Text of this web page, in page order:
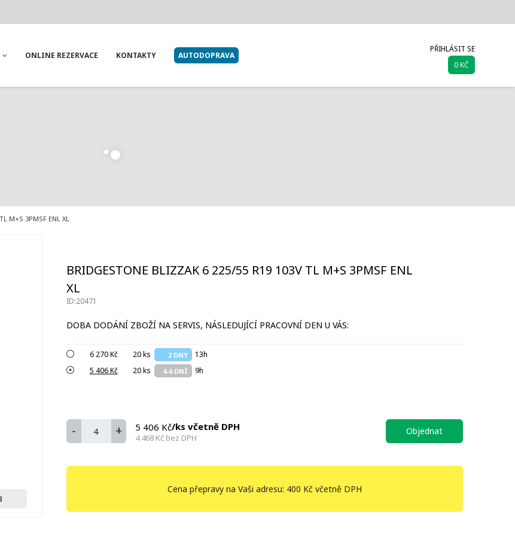
ONLINE REZERVACE KONTAKTY AUTODOPRAVA
PŘIHLÁSIT SE
0 KČ
M+S 3PMSF ENL XL
BRIDGESTONE BLIZZAK 6 225/55 R19 103V TL M+S 3PMSF ENL
XL
ID:20471
DOBA DODÁNÍ ZBOŽÍ NA SERVIS, NÁSLEDUJÍCÍ PRACOVNÍ DEN U VÁS:
6 270 Kč 20 ks 2 DNY
13h
5 406 Kč
20 ks 4-6 DNÍ 9h
- + 5 406 Kč/ks včetně DPH
4 468 Kčbez DPH
Objednat
Cena přepravy na Vaši adresu: 400 Kč včetně DPH